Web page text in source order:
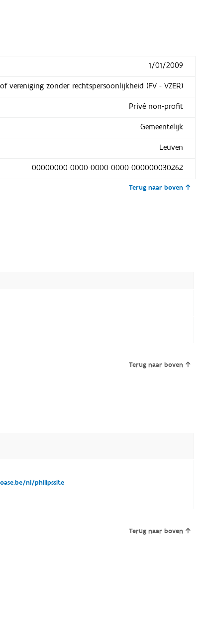
1/01/2009
vereniging zonder rechtspersoonlijkheid (FV - VZER)
Privé non-profit
Gemeentelijk
Leuven
00000000-0000-0000-0000-000000030262
Terug naar boven
Terug naar boven
nl/philipssite
Terug naar boven